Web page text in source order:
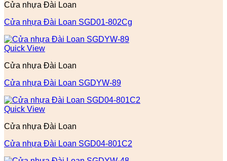
Cửa nhựa Đài Loan
Cửa nhựa Đài Loan SGD01-802Cg
Quick View
Cửa nhựa Đài Loan
Cửa nhựa Đài Loan SGDYW-89
Quick View
Cửa nhựa Đài Loan
Cửa nhựa Đài Loan SGD04-801C2